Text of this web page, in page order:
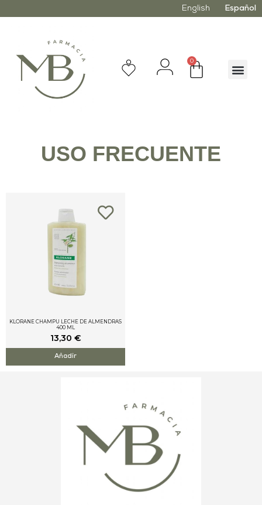
English Español
0
USO FRECUENTE
KLORANE CHAMPU LECHE DE ALMENDRAS
400 ML
13,30 €
Añadir